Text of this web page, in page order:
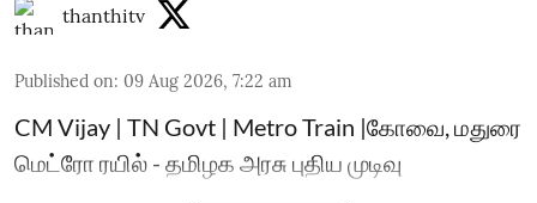
thanthitv
Published on: 09 Aug 2026, 7:22 am
CM Vijay | TN Govt | Metro Train |கோவை, மதுரை
மெட்ரோ ரயில் - தமிழக அரசு புதிய முடிவு